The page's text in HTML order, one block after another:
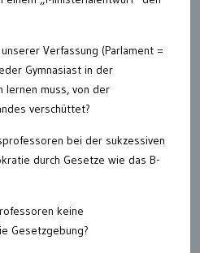
Verfassung (Parlament =
Gymnasiast in der
lernen muss, von der
verschüttet?
bei der sukzessiven
durch Gesetze wie das B-
keine
Gesetzgebung?